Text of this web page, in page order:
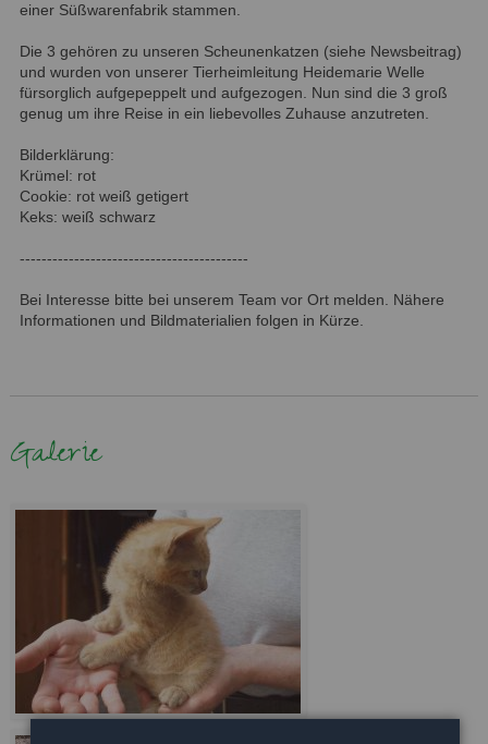
einer Süßwarenfabrik stammen.
Die 3 gehören zu unseren Scheunenkatzen (siehe Newsbeitrag)
und wurden von unserer Tierheimleitung Heidemarie Welle
fürsorglich aufgepeppelt und aufgezogen. Nun sind die 3 groß
genug um ihre Reise in ein liebevolles Zuhause anzutreten.
Bilderklärung:
Krümel: rot
Cookie: rot weiß getigert
Keks: weiß schwarz
------------------------------------------
Bei Interesse bitte bei unserem Team vor Ort melden. Nähere
Informationen und Bildmaterialien folgen in Kürze.
Galerie